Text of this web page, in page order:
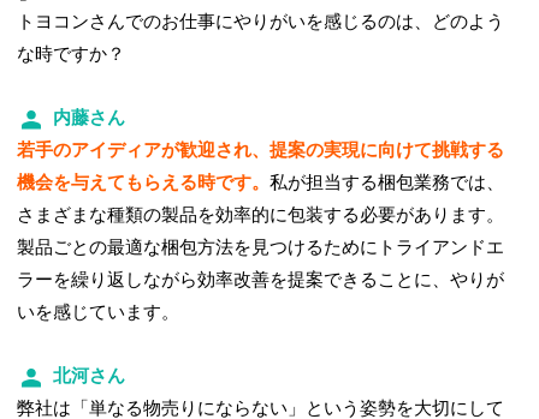
トヨコンさんでのお仕事にやりがいを感じるのは、どのよう
な時ですか？
内藤さん
若手のアイディアが歓迎され、提案の実現に向けて挑戦する
機会を与えてもらえる時です。私が担当する梱包業務では、
さまざまな種類の製品を効率的に包装する必要があります。
製品ごとの最適な梱包方法を見つけるためにトライアンドエ
ラーを繰り返しながら効率改善を提案できることに、やりが
いを感じています。
北河さん
弊社は「単なる物売りにならない」という姿勢を大切にして